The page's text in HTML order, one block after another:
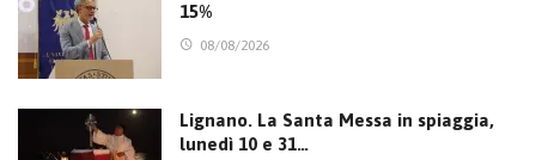
15%
08/08/2026
Lignano. La Santa Messa in spiaggia,
lunedì 10 e 31…